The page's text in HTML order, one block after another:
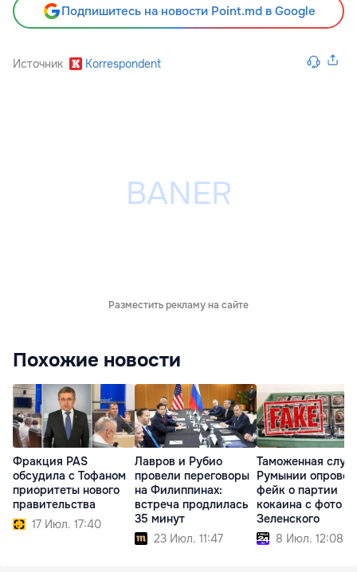
Подпишитесь на новости Point.md в Google
Источник Korrespondent
Разместить рекламу на сайте
Похожие новости
Фракция PAS
обсудила с Тофаном
приоритеты нового
правительства
17 Июл. 17:40
Лавров и Рубио
провели переговоры
на Филиппинах:
встреча продлилась
35 минут
23 Июл. 11:47
Таможенная
Румынии
фейк о партии
кокаина с фото
Зеленского
8 Июл. 12:08